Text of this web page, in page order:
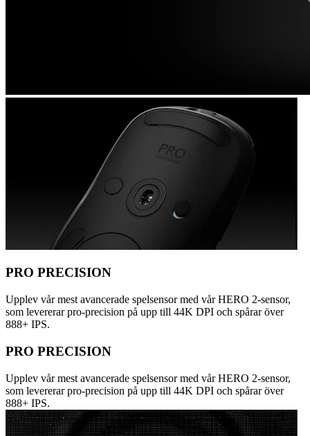
PRO PRECISION
Upplev vår mest avancerade spelsensor med vår HERO 2-sensor,
som levererar pro-precision på upp till 44K DPI och spårar över
888+ IPS.
PRO PRECISION
Upplev vår mest avancerade spelsensor med vår HERO 2-sensor,
som levererar pro-precision på upp till 44K DPI och spårar över
888+ IPS.